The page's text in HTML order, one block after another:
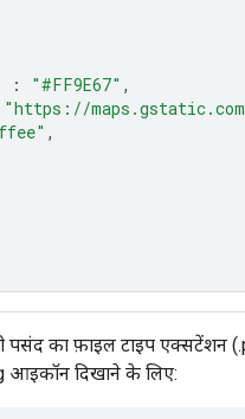
: "#FF9E67" ,
"https://
,
का फ़ाइल टाइप एक्सटेंशन
आइकॉन दिखाने के लिए: